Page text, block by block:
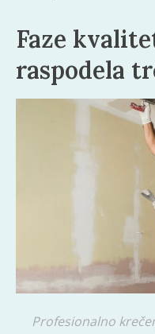
Faze
raspodela
Profesionalno